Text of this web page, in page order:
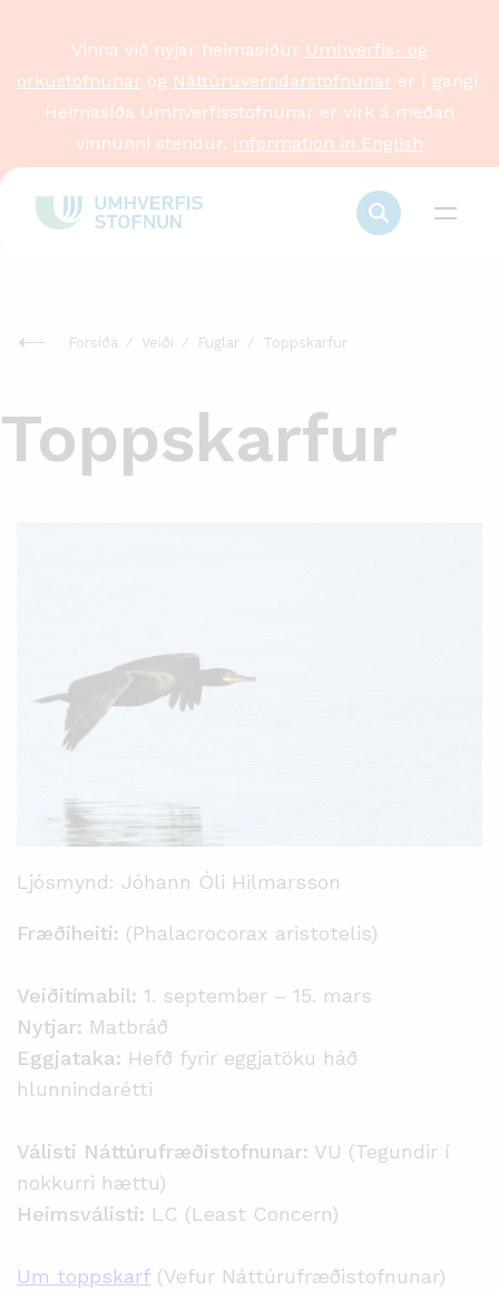
Vinna við nýjar heimasíður Umhverfis- og
orkustofnunar og Náttúruverndarstofnunar er í gangi.
Heimasíða Umhverfisstofnunar er virk á meðan
vinnunni stendur. Information in English
Forsíða Veiði Fuglar Toppskarfur
Toppskarfur
Ljósmynd: Jóhann Óli Hilmarsson
Fræðiheiti: (Phalacrocorax aristotelis)
Veiðitímabil: 1. september – 15. mars
Nytjar: Matbráð
Eggjataka: Hefð fyrir eggjatöku háð
hlunnindarétti
Válisti Náttúrufræðistofnunar: VU (Tegundir í
nokkurri hættu)
Heimsválisti: LC (Least Concern)
Um toppskarf (Vefur Náttúrufræðistofnunar)